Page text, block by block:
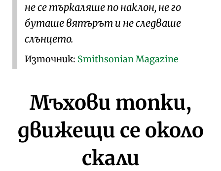
не се търкаляше по наклон, не го
буташе вятърът и не следваше
слънцето.
Източник: Smithsonian Magazine
Мъхови топки,
движещи се около
скали